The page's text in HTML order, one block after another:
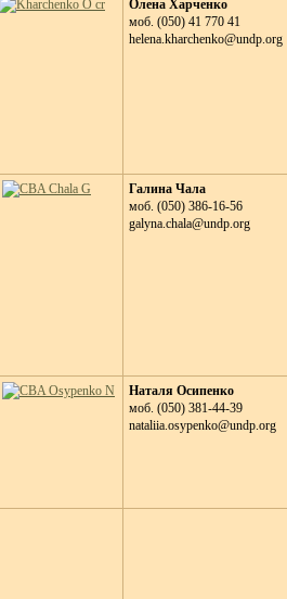
Олена Харченко
моб. (050) 41 770 41
helena.kharchenko@undp.org
Галина Чала
моб. (050) 386-16-56
galyna.chala@undp.org
Наталя Осипенко
моб. (050) 381-44-39
nataliia.osypenko@undp.org